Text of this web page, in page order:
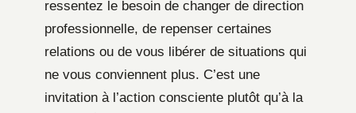
ressentez le besoin de changer de direction
professionnelle, de repenser certaines
relations ou de vous libérer de situations qui
ne vous conviennent plus. C’est une
invitation à l’action consciente plutôt qu’à la